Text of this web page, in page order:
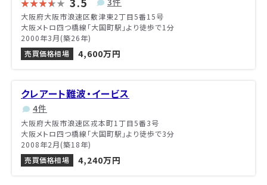
大阪府大阪市浪速区敷津東2丁目5番15号
大阪メトロ四つ橋線「大国町駅」より徒歩で1分
2000年3月(築26年)
売買価格相場
4,600万円
クレアート難波・イービス
4件
大阪府大阪市浪速区戎本町1丁目5番3号
大阪メトロ四つ橋線「大国町駅」より徒歩で3分
2008年2月(築18年)
売買価格相場
4,240万円